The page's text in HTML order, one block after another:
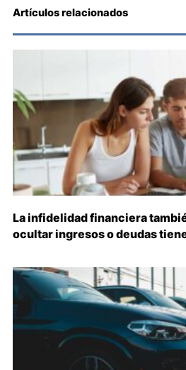
Artículos relacionados
La infidelidad financiera
ocultar ingresos o deudas